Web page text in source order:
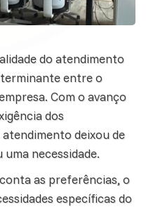
doatendimento
entre o
Com o avanço
dos
deixou de
necessidade.
as preferências, o
específicas do